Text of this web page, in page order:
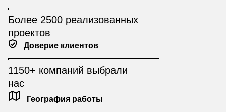
Более 2500 реализованных
проектов
Доверие клиентов
1150+ компаний выбрали
нас
География работы